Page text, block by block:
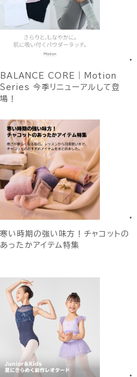
BALANCE CORE｜Motion
Series 今季リニューアルして登
場！
寒い時期の強い味方！チャコットの
あったかアイテム特集